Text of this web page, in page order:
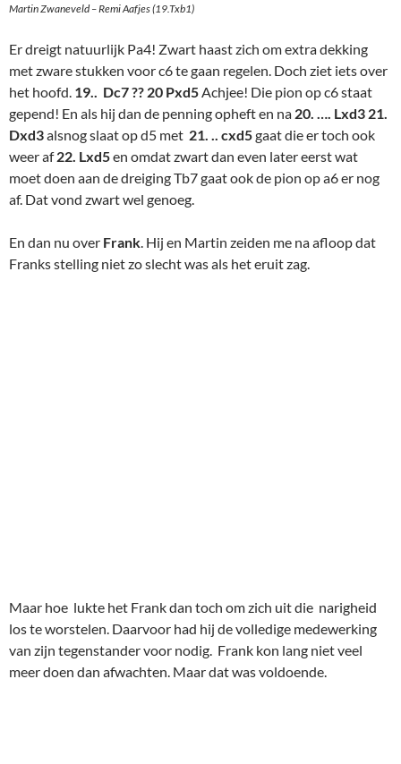
Martin Zwaneveld – Remi Aafjes (19.Txb1)
Er dreigt natuurlijk Pa4! Zwart haast zich om extra dekking
met zware stukken voor c6 te gaan regelen. Doch ziet iets over
het hoofd. 19.. Dc7 ?? 20 Pxd5Achjee! Die pion op c6 staat
gepend! En als hij dan de penning opheft en na 20. …. Lxd3 21.
Dxd3alsnog slaat op d5 met 21. .. cxd5gaat die er toch ook
weer af22. Lxd5en omdat zwart dan even later eerst wat
moet doen aan de dreiging Tb7 gaat ook de pion op a6 er nog
af. Dat vond zwart wel genoeg.
En dan nu over Frank. Hij en Martin zeiden me na afloop dat
Franks stelling niet zo slecht was als het eruit zag.
Maar hoe lukte het Frank dan toch om zich uit die narigheid
los te worstelen. Daarvoor had hij de volledige medewerking
van zijn tegenstander voor nodig. Frank kon lang niet veel
meer doen dan afwachten. Maar dat was voldoende.